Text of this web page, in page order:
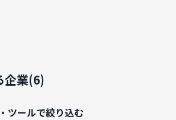
企業(6)
ツールで絞り込む